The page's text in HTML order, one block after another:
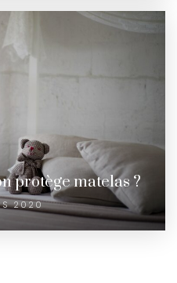
protège matelas ?
2020